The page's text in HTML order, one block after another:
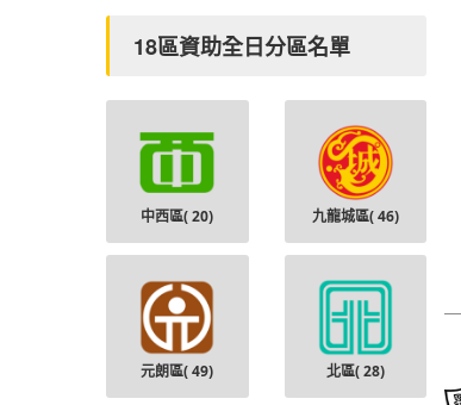
18區資助全日分區名單
中西區(20) 九龍城區(46)
元朗區(49) 北區(28)